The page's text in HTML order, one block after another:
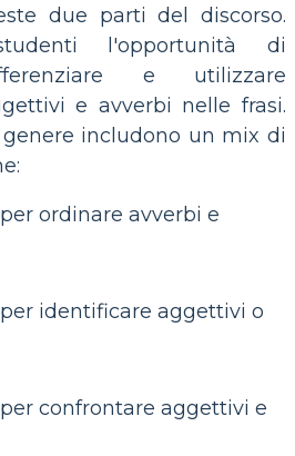
due parti del discorso.
l'opportunità di
e utilizzare
e avverbi nelle frasi.
includono un mix di
ordinare avverbi e
identificare aggettivi o
confrontare aggettivi e